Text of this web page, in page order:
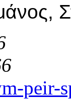
peir-